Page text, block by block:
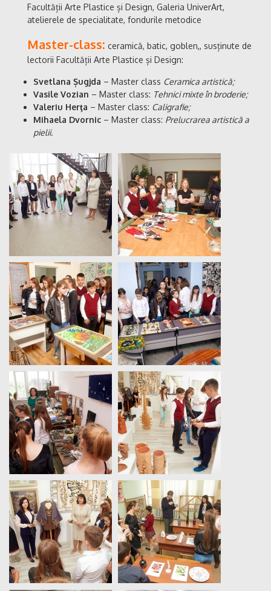
Facultății Arte Plastice și Design, Galeria UniverArt,
atelierele de specialitate, fondurile metodice
Master-class: ceramică, batic, goblen,, susținute de
lectorii Facultății Arte Plastice și Design:
Svetlana Șugjda – Master class Ceramica artistică;
Vasile Vozian – Master class: Tehnici mixte în broderie;
Valeriu Herţa – Master class: Caligrafie;
Mihaela Dvornic – Master class: Prelucrarea artistică a
pielii.